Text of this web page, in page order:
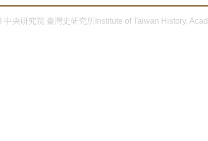
中央研究院 臺灣史研究所Institute of Taiwan History,